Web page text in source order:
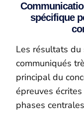
spécifique
Les résultats
communiqués
principal du
épreuves
phases